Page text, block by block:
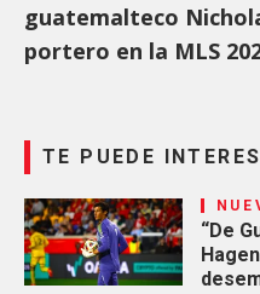
guatemalteco
portero en la MLS
TE PUEDE
“De